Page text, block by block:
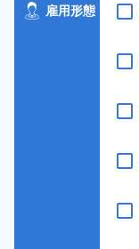
雇用形態